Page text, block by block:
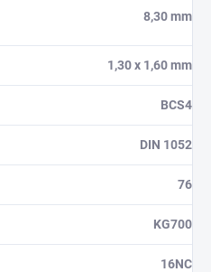
8,30 mm
1,30 x 1,60 mm
BCS4
DIN 1052
76
KG700
16NC